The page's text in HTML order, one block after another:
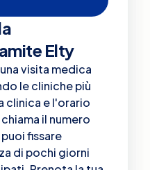
Elty
visita medica
le cliniche più
clinica e l'orario
il numero
fissare
di pochi giorni